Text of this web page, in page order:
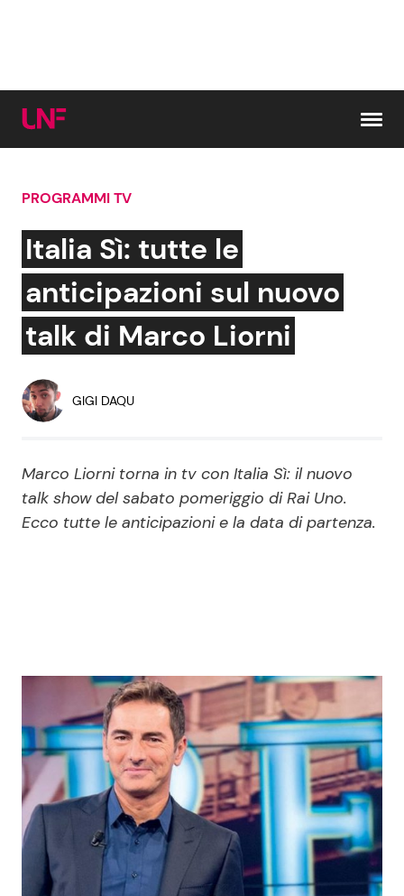
Cerca:
News e Cronaca
Attualità Italiana
Economia
Persone Scomparse
Politica
Gossip e TV
Bellezze VIP
Programmi TV
Reality e Talent
News Cinema
News Musica
News Spettacolo
News dal mondo
Benessere
Casa
Cucina e Ricette
Consigli di Cucina
PROGRAMMI TV
Italia Sì: tutte le
anticipazioni sul nuovo
talk di Marco Liorni
GIGI DAQU
Marco Liorni torna in tv con Italia Sì: il nuovo
talk show del sabato pomeriggio di Rai Uno.
Ecco tutte le anticipazioni e la data di partenza.